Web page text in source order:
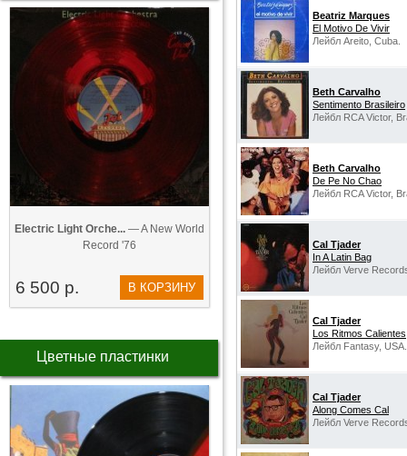
Electric Light Orche... — A New World
Record '76
6 500 р. В КОРЗИНУ
Цветные пластинки
Beatriz Marques
El Motivo De Vivir
Лейбл Areito, Cuba.
Beth Carvalho
Sentimento Brasileiro
Лейбл RCA Victor,
Beth Carvalho
De Pe No Chao
Лейбл RCA Victor,
Cal Tjader
In A Latin Bag
Лейбл Verve
Cal Tjader
Los Ritmos Calientes
Лейбл Fantasy, USA.
Cal Tjader
Along Comes Cal
Лейбл Verve